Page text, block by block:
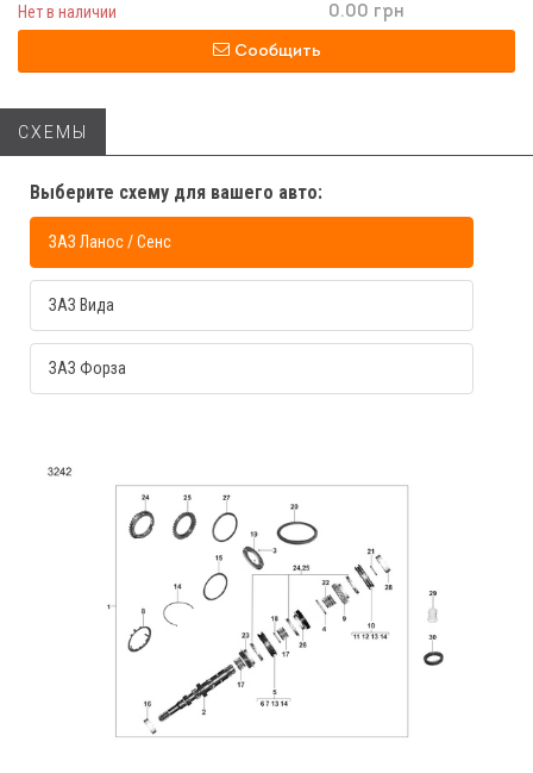
Нет в наличии
0.00 грн
Сообщить
СХЕМЫ
Выберите схему для вашего авто:
ЗАЗ Ланос / Сенс
ЗАЗ Вида
ЗАЗ Форза